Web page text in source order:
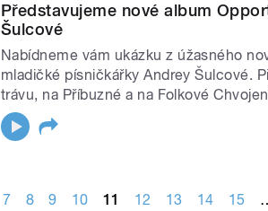
Představujeme nové album
Šulcové
Nabídneme vám ukázku z úžasného
mladičké písničkářky Andrey Šulcové.
trávu, na Příbuzné a na Folkové
7 8 9 10 11 12 13 14 15